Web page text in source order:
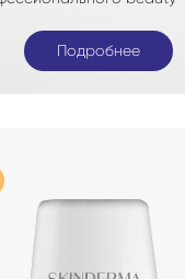
Подробнее